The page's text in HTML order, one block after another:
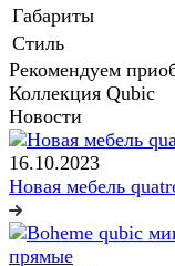
Габариты
Стиль
Рекомендуем
Коллекция Qubic
Новости
16.10.2023
Новая мебель